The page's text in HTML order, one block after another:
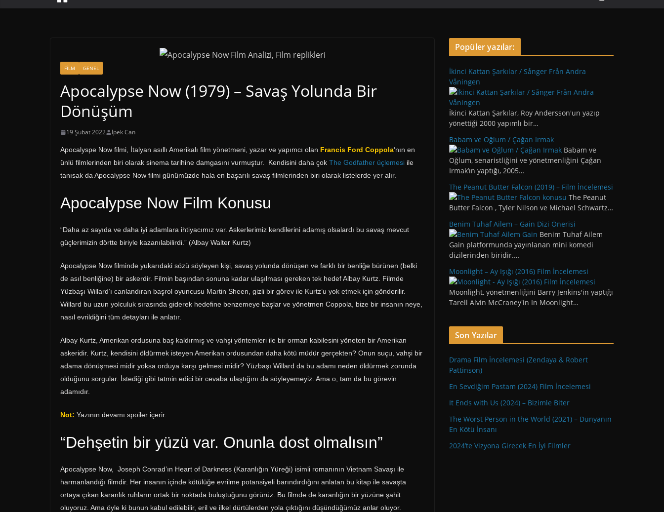
FİLM GENEL
Apocalypse Now (1979) – Savaş Yolunda Bir
Dönüşüm
19 Şubat 2022 İpek Can
Apocalyspe Now filmi, İtalyan asıllı Amerikalı film yönetmeni, yazar ve yapımcı olan Francis Ford Coppola‘nın en
ünlü filmlerinden biri olarak sinema tarihine damgasını vurmuştur. Kendisini daha çok The Godfather üçlemesi ile
tanısak da Apocalypse Now filmi günümüzde hala en başarılı savaş filmlerinden biri olarak listelerde yer alır.
Apocalypse Now Film Konusu
“Daha az sayıda ve daha iyi adamlara ihtiyacımız var. Askerlerimiz kendilerini adamış olsalardı bu savaş mevcut
güçlerimizin dörtte biriyle kazanılabilirdi.” (Albay Walter Kurtz)
Apocalypse Now filminde yukarıdaki sözü söyleyen kişi, savaş yolunda dönüşen ve farklı bir benliğe bürünen (belki
de asıl benliğine) bir askerdir. Filmin başından sonuna kadar ulaşılması gereken tek hedef Albay Kurtz. Filmde
Yüzbaşı Willard’ı canlandıran başrol oyuncusu Martin Sheen, gizli bir görev ile Kurtz’u yok etmek için gönderilir.
Willard bu uzun yolculuk sırasında giderek hedefine benzemeye başlar ve yönetmen Coppola, bize bir insanın neye,
nasıl evrildiğini tüm detayları ile anlatır.
Albay Kurtz, Amerikan ordusuna baş kaldırmış ve vahşi yöntemleri ile bir orman kabilesini yöneten bir Amerikan
askeridir. Kurtz, kendisini öldürmek isteyen Amerikan ordusundan daha kötü müdür gerçekten? Onun suçu, vahşi bir
adama dönüşmesi midir yoksa orduya karşı gelmesi midir? Yüzbaşı Willard da bu adamı neden öldürmek zorunda
olduğunu sorgular. İstediği gibi tatmin edici bir cevaba ulaştığını da söyleyemeyiz. Ama o, tam da bu görevin
adamıdır.
Not: Yazının devamı spoiler içerir.
“Dehşetin bir yüzü var. Onunla dost olmalısın”
Apocalypse Now, Joseph Conrad’ın Heart of Darkness (Karanlığın Yüreği) isimli romanının Vietnam Savaşı ile
harmanlandığı filmdir. Her insanın içinde kötülüğe evrilme potansiyeli barındırdığını anlatan bu kitap ile savaşta
ortaya çıkan karanlık ruhların ortak bir noktada buluştuğunu görürüz. Bu filmde de karanlığın bir yüzüne şahit
oluyoruz. Ama öyle ki bunun kabul edilebilir, eril ve ilkel dürtülerden yola çıktığını düşündüğümüz anlar oluyor.
Popüler yazılar:
İkinci Kattan Şarkılar / Sånger Från Andra
Våningen
İkinci Kattan Şarkılar, Roy Andersson'un yazıp
yönettiği 2000 yapımlı bir…
Babam ve Oğlum / Çağan Irmak
Babam ve
Oğlum, senaristliğini ve yönetmenliğini Çağan
Irmak’ın yaptığı, 2005…
The Peanut Butter Falcon (2019) – Film İncelemesi
The Peanut
Butter Falcon , Tyler Nilson ve Michael Schwartz…
Benim Tuhaf Ailem – Gain Dizi Önerisi
Benim Tuhaf Ailem
Gain platformunda yayınlanan mini komedi
dizilerinden biridir.…
Moonlight – Ay Işığı (2016) Film İncelemesi
Moonlight, yönetmenliğini Barry Jenkins'in yaptığı
Tarell Alvin McCraney'in In Moonlight…
Son Yazılar
Drama Film İncelemesi (Zendaya & Robert
Pattinson)
En Sevdiğim Pastam (2024) Film İncelemesi
It Ends with Us (2024) – Bizimle Biter
The Worst Person in the World (2021) – Dünyanın
En Kötü İnsanı
2024’te Vizyona Girecek En İyi Filmler